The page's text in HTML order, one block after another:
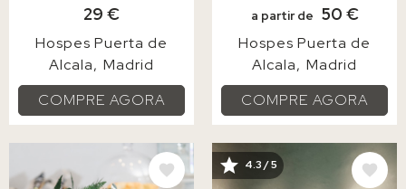
29 €
Hospes Puerta de
Alcala
Madrid
COMPRE AGORA
a partir de 50 €
Hospes Puerta de
Alcala
Madrid
COMPRE AGORA
IMAGEM IMAGEM
4.3 / 5